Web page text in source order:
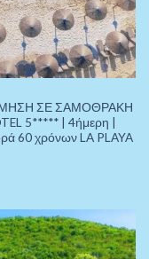
ΣΕ ΣΑΜΟΘΡΑΚΗ
5***** | 4ήμερη |
60 χρόνων LA PLAYA